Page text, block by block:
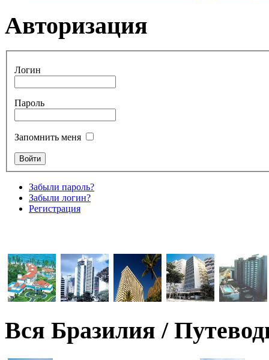
Авторизация
Логин
Пароль
Запомнить меня
Забыли пароль?
Забыли логин?
Регистрация
Вся Бразилия /